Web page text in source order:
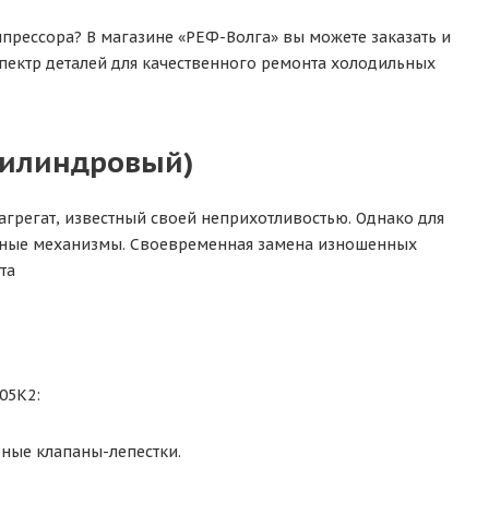
В магазине «РЕФ-Волга» вы можете заказать и
деталей для качественного ремонта холодильных
известный своей неприхотливостью. Однако для
механизмы. Своевременная замена изношенных
клапаны-лепестки.